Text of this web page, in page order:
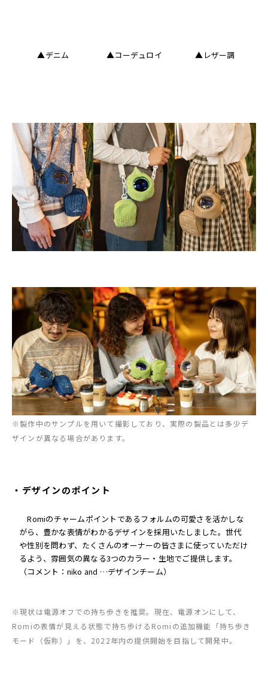
▲デニム ▲コーデュロイ ▲レザー調
※製作中のサンプルを用いて撮影しており、実際の製品とは多少デ
ザインが異なる場合があります。
・デザインのポイント
Romiのチャームポイントであるフォルムの可愛さを活かしな
がら、豊かな表情がわかるデザインを採用いたしました。世代
や性別を問わず、たくさんのオーナーの皆さまに使っていただけ
るよう、雰囲気の異なる3つのカラー・生地でご提供します。
（コメント：niko and …デザインチーム）
※現状は電源オフでの持ち歩きを推奨。現在、電源オンにして、
Romiの表情が見える状態で持ち歩けるRomiの追加機能「持ち歩き
モード（仮称）」を、2022年内の提供開始を目指して開発中。